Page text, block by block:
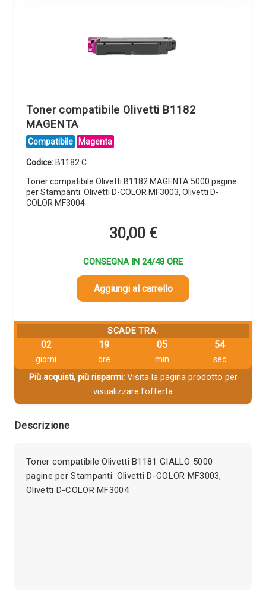
Toner compatibile Olivetti B1182
MAGENTA
Compatibile Magenta
Codice: B1182.C
Toner compatibile Olivetti B1182 MAGENTA 5000 pagine
per Stampanti: Olivetti D-COLOR MF3003, Olivetti D-
COLOR MF3004
30,00 €
CONSEGNA IN 24/48 ORE
Aggiungi al carrello
SCADE TRA:
02
giorni
19
ore
05
min
54
sec
Più acquisti, più risparmi:Visita la pagina prodotto per
visualizzare l'offerta
Descrizione
Toner compatibile Olivetti B1181 GIALLO 5000
pagine per Stampanti: Olivetti D-COLOR MF3003,
Olivetti D-COLOR MF3004